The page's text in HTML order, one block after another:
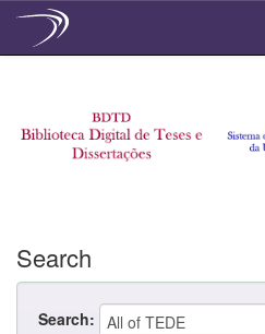
Search
Search: